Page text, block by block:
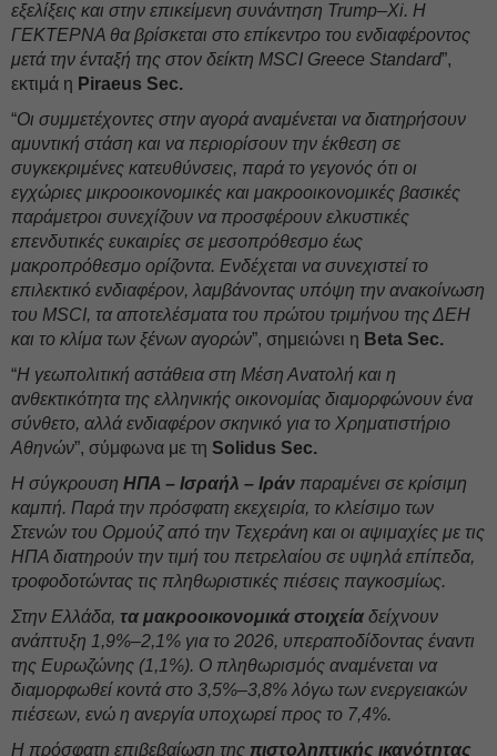
εξελίξεις και στην επικείμενη συνάντηση Trump–Xi. Η
ΓΕΚΤΕΡΝΑ θα βρίσκεται στο επίκεντρο του ενδιαφέροντος
μετά την ένταξή της στον δείκτη MSCI Greece Standard”,
εκτιμά η Piraeus Sec.
“Οι συμμετέχοντες στην αγορά αναμένεται να διατηρήσουν
αμυντική στάση και να περιορίσουν την έκθεση σε
συγκεκριμένες κατευθύνσεις, παρά το γεγονός ότι οι
εγχώριες μικροοικονομικές και μακροοικονομικές βασικές
παράμετροι συνεχίζουν να προσφέρουν ελκυστικές
επενδυτικές ευκαιρίες σε μεσοπρόθεσμο έως
μακροπρόθεσμο ορίζοντα. Ενδέχεται να συνεχιστεί το
επιλεκτικό ενδιαφέρον, λαμβάνοντας υπόψη την ανακοίνωση
του MSCI, τα αποτελέσματα του πρώτου τριμήνου της ΔΕΗ
και το κλίμα των ξένων αγορών”, σημειώνει η Beta Sec.
“Η γεωπολιτική αστάθεια στη Μέση Ανατολή και η
ανθεκτικότητα της ελληνικής οικονομίας διαμορφώνουν ένα
σύνθετο, αλλά ενδιαφέρον σκηνικό για το Χρηματιστήριο
Αθηνών”, σύμφωνα με τη Solidus Sec.
Η σύγκρουση ΗΠΑ – Ισραήλ – Ιράν παραμένει σε κρίσιμη
καμπή. Παρά την πρόσφατη εκεχειρία, το κλείσιμο των
Στενών του Ορμούζ από την Τεχεράνη και οι αψιμαχίες με τις
ΗΠΑ διατηρούν την τιμή του πετρελαίου σε υψηλά επίπεδα,
τροφοδοτώντας τις πληθωριστικές πιέσεις παγκοσμίως.
Στην Ελλάδα, τα μακροοικονομικά στοιχεία δείχνουν
ανάπτυξη 1,9%–2,1% για το 2026, υπεραποδίδοντας έναντι
της Ευρωζώνης (1,1%). Ο πληθωρισμός αναμένεται να
διαμορφωθεί κοντά στο 3,5%–3,8% λόγω των ενεργειακών
πιέσεων, ενώ η ανεργία υποχωρεί προς το 7,4%.
Η πρόσφατη επιβεβαίωση της πιστοληπτικής ικανότητας